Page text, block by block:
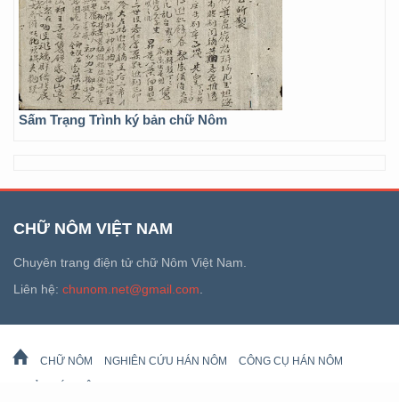
Sấm Trạng Trình ký bản chữ Nôm
CHỮ NÔM VIỆT NAM
Chuyên trang điện tử chữ Nôm Việt Nam.
Liên hệ: chunom.net@gmail.com
CHỮ NÔM NGHIÊN CỨU HÁN NÔM CÔNG CỤ HÁN NÔM